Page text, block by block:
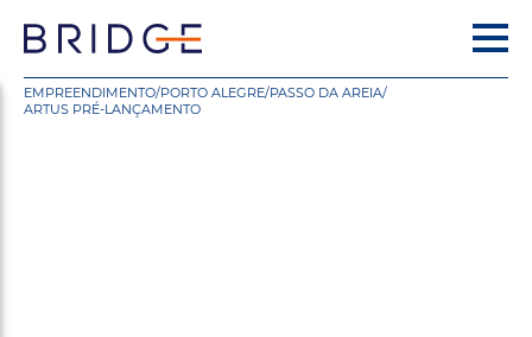
EMPREENDIMENTO/PORTO ALEGRE/PASSO DA AREIA/
ARTUS PRÉ-LANÇAMENTO